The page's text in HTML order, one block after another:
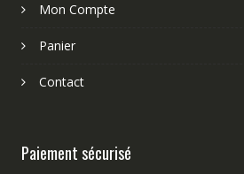
Mon Compte
Panier
Contact
Paiement sécurisé